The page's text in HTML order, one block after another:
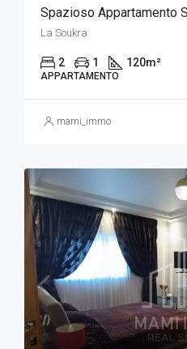
La Soukra
2 1 120m²
APPARTAMENTO
mami_immo